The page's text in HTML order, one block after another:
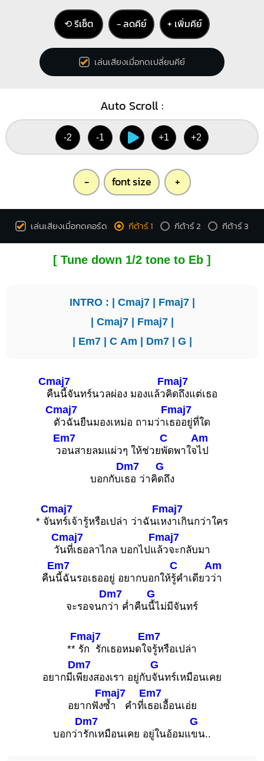
⟲ รีเซ็ต − ลดคีย์ + เพิ่มคีย์
เล่นเสียงเมื่อกดเปลี่ยนคีย์
Auto Scroll :
-2 -1 +1 +2
- font size +
เล่นเสียงเมื่อกดคอร์ด กีต้าร์ 1 กีต้าร์ 2 กีต้าร์ 3
[ Tune down 1/2 tone to Eb ]
INTRO : | Cmaj7| Fmaj7|
| Cmaj7| Fmaj7|
| Em7| C Am | Dm7| G |
Cmaj7
คืนนี้จันทร์นวลผ่อง มองแล้ว
Fmaj7
คิดถึงแต่เธอ
Cmaj7
ตัวฉันยืนมองเหม่อ ถามว่าเ
Fmaj7
ธออยู่ที่ใด
ว
Em7
อนสายลมแผ่วๆ ให้ช่วย
C
พัดพาใจ
Am
ไป
บอกกับเ
Dm7
ธอ ว่าคิ
G
ดถึง
* จั
Cmaj7
นทร์เจ้ารู้หรือเปล่า ว่าฉันเ
Fmaj7
หงาเกินกว่าใคร
วั
Cmaj7
นที่เธอลาไกล บอกไปแ
Fmaj7
ล้วจะกลับมา
คืน
Em7
นี้ฉันรอเธออยู่ อยากบอกให้
C
รู้คำเดียว
Am
ว่า
จะรอจนก
Dm7
ว่า ค่ำคืน
G
นี้ไม่มีจันทร์
**
Fmaj7
รัก รักเธอหมดใ
Em7
จรู้หรือเปล่า
อยากมีเ
Dm7
พียงสองเรา อยู่กับ
G
จันทร์เหมือนเคย
อยากฟัง
Fmaj7
ซ้ำ คำที่เ
Em7
ธอเอื้อนเอ่ย
บอกว่า
Dm7
รักเหมือนเคย อยู่ในอ้อมแ
G
ขน..